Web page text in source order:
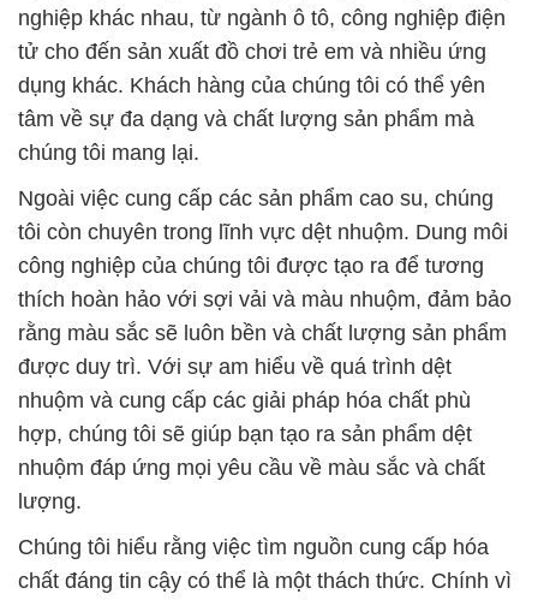
nghiệp khác nhau, từ ngành ô tô, công nghiệp điện
tử cho đến sản xuất đồ chơi trẻ em và nhiều ứng
dụng khác. Khách hàng của chúng tôi có thể yên
tâm về sự đa dạng và chất lượng sản phẩm mà
chúng tôi mang lại.
Ngoài việc cung cấp các sản phẩm cao su, chúng
tôi còn chuyên trong lĩnh vực dệt nhuộm. Dung môi
công nghiệp của chúng tôi được tạo ra để tương
thích hoàn hảo với sợi vải và màu nhuộm, đảm bảo
rằng màu sắc sẽ luôn bền và chất lượng sản phẩm
được duy trì. Với sự am hiểu về quá trình dệt
nhuộm và cung cấp các giải pháp hóa chất phù
hợp, chúng tôi sẽ giúp bạn tạo ra sản phẩm dệt
nhuộm đáp ứng mọi yêu cầu về màu sắc và chất
lượng.
Chúng tôi hiểu rằng việc tìm nguồn cung cấp hóa
chất đáng tin cậy có thể là một thách thức. Chính vì